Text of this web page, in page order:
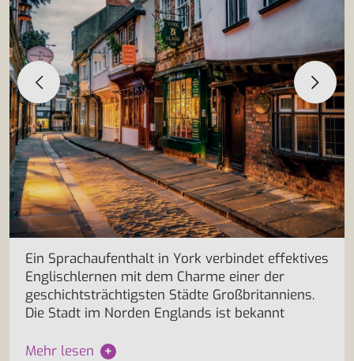
Ein Sprachaufenthalt in York verbindet effektives
Englischlernen mit dem Charme einer der
geschichtsträchtigsten Städte Großbritanniens.
Die Stadt im Norden Englands ist bekannt
Mehr lesen +